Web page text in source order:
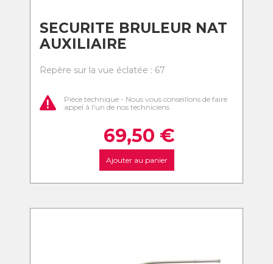
SECURITE BRULEUR NAT
AUXILIAIRE
Repère sur la vue éclatée : 67
Pièce technique - Nous vous conseillons de faire
appel à l'un de nos techniciens
69,50 €
Ajouter au panier